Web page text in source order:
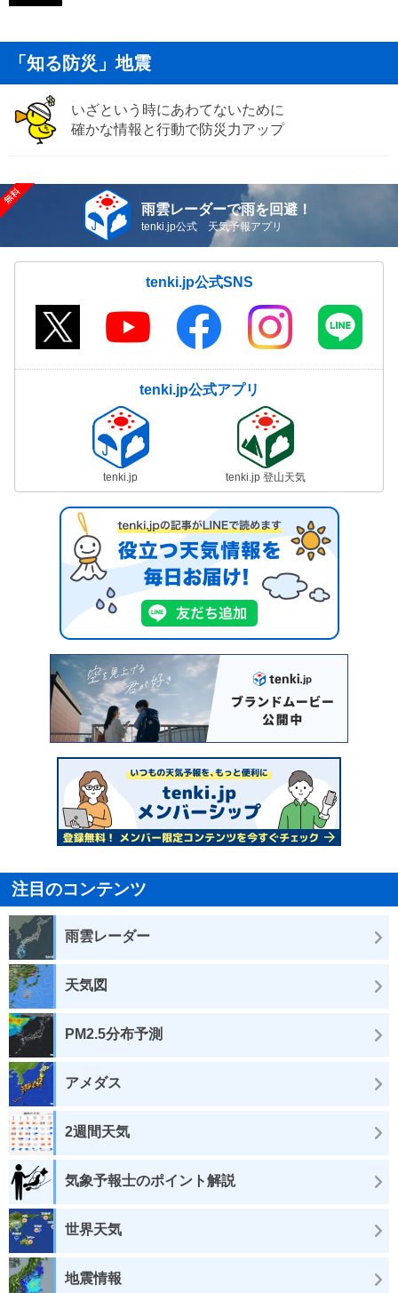
「知る防災」地震
いざという時にあわてないために
確かな情報と行動で防災力アップ
雨雲レーダーで雨を回避！
tenki.jp公式 天気予報アプリ
tenki.jp公式SNS
tenki.jp公式アプリ
tenki.jp tenki.jp 登山天気
注目のコンテンツ
雨雲レーダー
天気図
PM2.5分布予測
アメダス
2週間天気
気象予報士のポイント解説
世界天気
地震情報